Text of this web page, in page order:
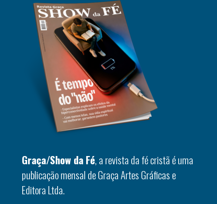
Graça/Show da Fé, a revista da fé cristã é uma
publicação mensal de Graça Artes Gráficas e
Editora Ltda.